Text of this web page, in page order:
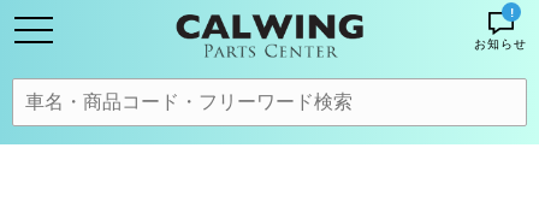
!
お知らせ